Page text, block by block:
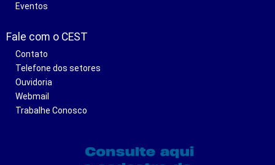
Eventos
Fale com o CEST
Contato
Telefone dos setores
Ouvidoria
Webmail
Trabalhe Conosco